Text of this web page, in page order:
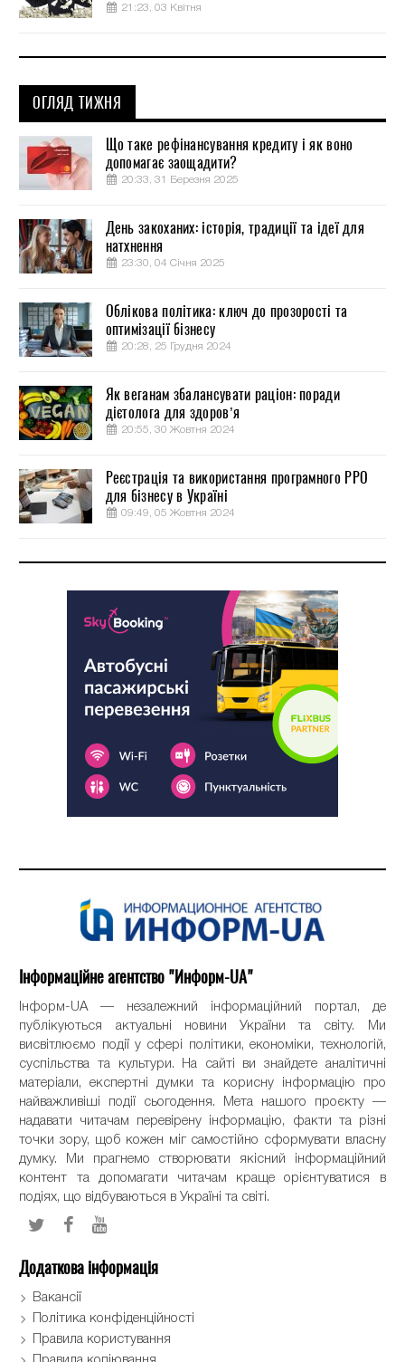
21:23, 03 Квітня
ОГЛЯД ТИЖНЯ
Що таке рефінансування кредиту і як воно
допомагає заощадити?
20:33, 31 Березня 2025
День закоханих: історія, традиції та ідеї для
натхнення
23:30, 04 Січня 2025
Облікова політика: ключ до прозорості та
оптимізації бізнесу
20:28, 25 Грудня 2024
Як веганам збалансувати раціон: поради
дієтолога для здоров’я
20:55, 30 Жовтня 2024
Реєстрація та використання програмного РРО
для бізнесу в Україні
09:49, 05 Жовтня 2024
Інформаційне агентство "Информ-UA"
Інформ-UA — незалежний інформаційний портал, де
публікуються актуальні новини України та світу. Ми
висвітлюємо події у сфері політики, економіки, технологій,
суспільства та культури. На сайті ви знайдете аналітичні
матеріали, експертні думки та корисну інформацію про
найважливіші події сьогодення. Мета нашого проєкту —
надавати читачам перевірену інформацію, факти та різні
точки зору, щоб кожен міг самостійно сформувати власну
думку. Ми прагнемо створювати якісний інформаційний
контент та допомагати читачам краще орієнтуватися в
подіях, що відбуваються в Україні та світі.
Додаткова інформація
Вакансії
Політика конфіденційності
Правила користування